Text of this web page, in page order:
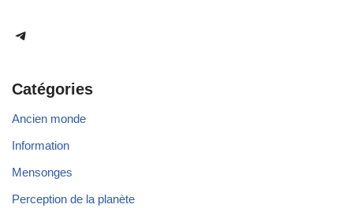
Catégories
Ancien monde
Information
Mensonges
Perception de la planète